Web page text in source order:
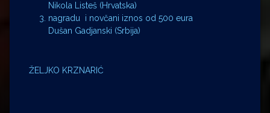
Nikola Listeš (Hrvatska)
nagradu i novčani iznos od 500 eura
Dušan Gadjanski (Srbija)
ŽELJKO KRZNARIĆ